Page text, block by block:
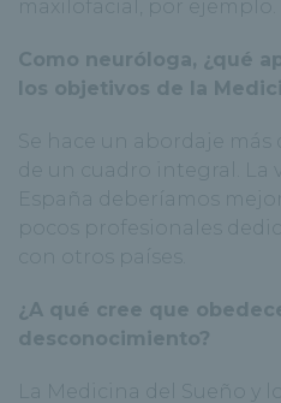
maxilofacial, por ejemplo.
Como neuróloga, ¿qué
los objetivos de la
Se hace un abordaje
de un cuadro integral. La
España deberíamos
pocos profesionales
con otros países.
¿A qué cree que
desconocimiento?
La Medicina del Sueño y